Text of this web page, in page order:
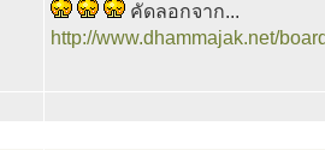
คัดลอกจาก...
http://www.dhammajak.net/